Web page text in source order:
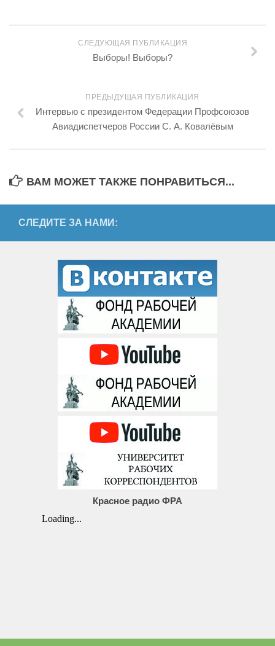
СЛЕДУЮЩАЯ ПУБЛИКАЦИЯ
Выборы! Выборы?
ПРЕДЫДУЩАЯ ПУБЛИКАЦИЯ
Интервью с президентом Федерации Профсоюзов
Авиадиспетчеров России С. А. Ковалёвым
ВАМ МОЖЕТ ТАКЖЕ ПОНРАВИТЬСЯ...
СЛЕДИТЕ ЗА НАМИ:
Красное радио ФРА